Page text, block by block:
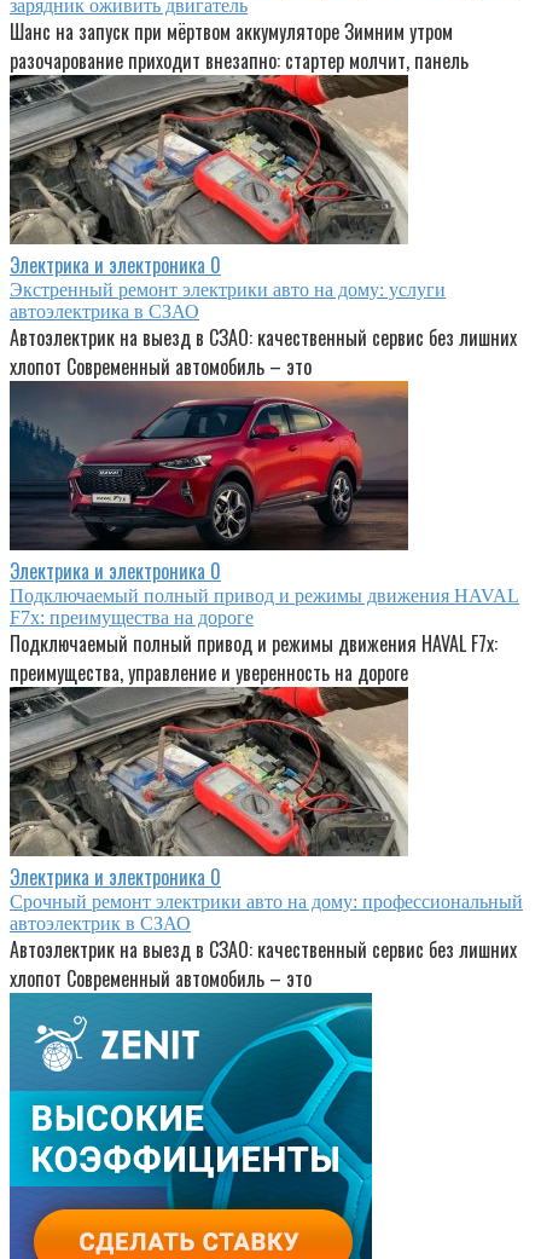
зарядник оживить двигатель
Шанс на запуск при мёртвом аккумуляторе Зимним утром
разочарование приходит внезапно: стартер молчит, панель
Электрика и электроника 0
Экстренный ремонт электрики авто на дому: услуги
автоэлектрика в СЗАО
Автоэлектрик на выезд в СЗАО: качественный сервис без лишних
хлопот Современный автомобиль – это
Электрика и электроника 0
Подключаемый полный привод и режимы движения HAVAL
F7x: преимущества на дороге
Подключаемый полный привод и режимы движения HAVAL F7x:
преимущества, управление и уверенность на дороге
Электрика и электроника 0
Срочный ремонт электрики авто на дому: профессиональный
автоэлектрик в СЗАО
Автоэлектрик на выезд в СЗАО: качественный сервис без лишних
хлопот Современный автомобиль – это